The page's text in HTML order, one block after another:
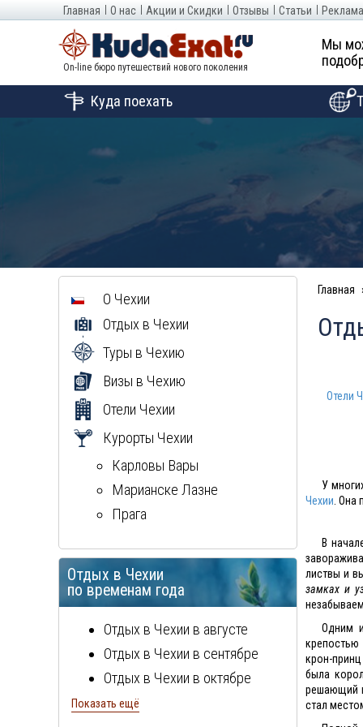
Главная О нас Акции и Скидки Отзывы Статьи
On-line бюро путешествий нового поколения
Мы
Куда поехать
Главная
Отели
У
Чехии .
В
листвы и
замках и
Одним
крепостью
крон-
была
решающий
стал
О Чехии
Отдых в Чехии
Туры в Чехию
Визы в Чехию
Отели Чехии
Курорты Чехии
Карловы Вары
Марианске Лазне
Прага
Отдых в Чехии
по временам года
Отдых в Чехии в августе
Отдых в Чехии в сентябре
Отдых в Чехии в октябре
Отдых в Чехии в ноябре
Показать ещё